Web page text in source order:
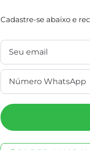
Cadastre-se abaixo e